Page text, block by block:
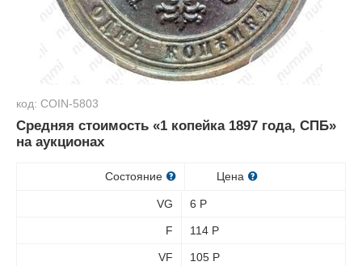
код: COIN-5803
Средняя стоимость «1 копейка 1897 года, СПБ»
на аукционах
Состояние Цена
VG 6 Р
F 114 Р
VF 105 Р